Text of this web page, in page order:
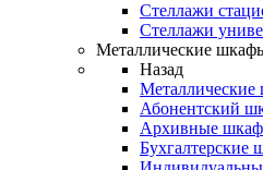
Стеллажи
Стеллажи
Металлические
Назад
Абонентский
Архивные
Бухгалтерские